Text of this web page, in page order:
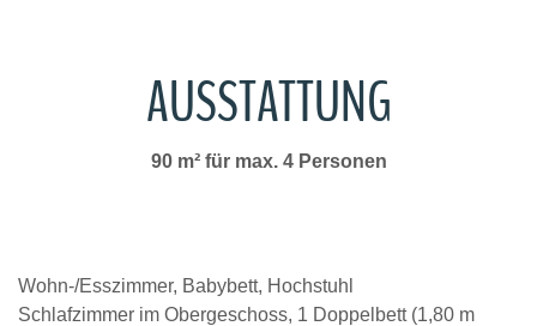
AUSSTATTUNG
90 m² für max. 4 Personen
Wohn-/Esszimmer, Babybett, Hochstuhl
Schlafzimmer im Obergeschoss, 1 Doppelbett (1,80 m